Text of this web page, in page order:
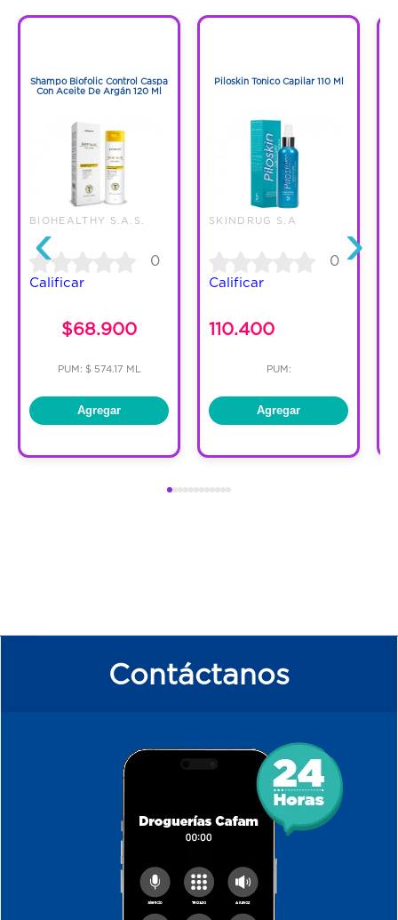
‹
Shampo Biofolic Control Caspa
Con Aceite De Argán 120 Ml
BIOHEALTHY S.A.S.
0
Calificar
$68.900
PUM: $ 574.17 ML
Agregar
Piloskin Tonico Capilar 110 Ml
SKINDRUG S.A
0
Calificar
110.400
PUM:
Agregar
›
Contáctanos